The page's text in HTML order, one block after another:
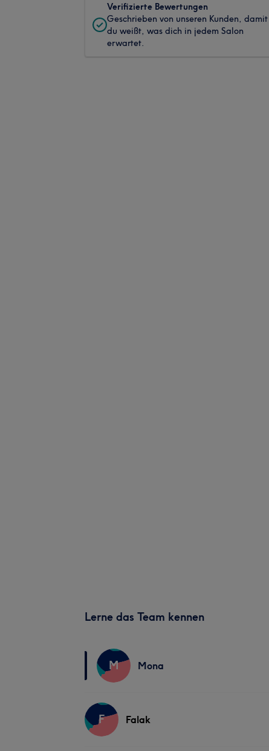
Verifizierte Bewertungen
Geschrieben von unseren Kunden, damit
du weißt, was dich in jedem Salon
erwartet.
Lerne das Team kennen
M Mona
F Falak